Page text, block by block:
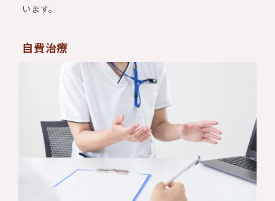
います。
自費治療